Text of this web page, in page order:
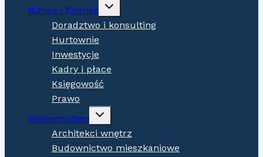
Biznes i finanse
Expand
menu
Doradztwo i konsulting
Hurtownie
Inwestycje
Kadry i płace
Księgowość
Prawo
Budownictwo
Expand
menu
Architekci wnętrz
Budownictwo mieszkaniowe